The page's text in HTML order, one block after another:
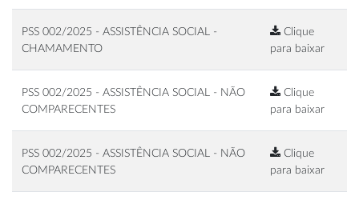
PSS 002/2025 - ASSISTÊNCIA SOCIAL -
CHAMAMENTO
Clique
para baixar
PSS 002/2025 - ASSISTÊNCIA SOCIAL - NÃO
COMPARECENTES
Clique
para baixar
PSS 002/2025 - ASSISTÊNCIA SOCIAL - NÃO
COMPARECENTES
Clique
para baixar